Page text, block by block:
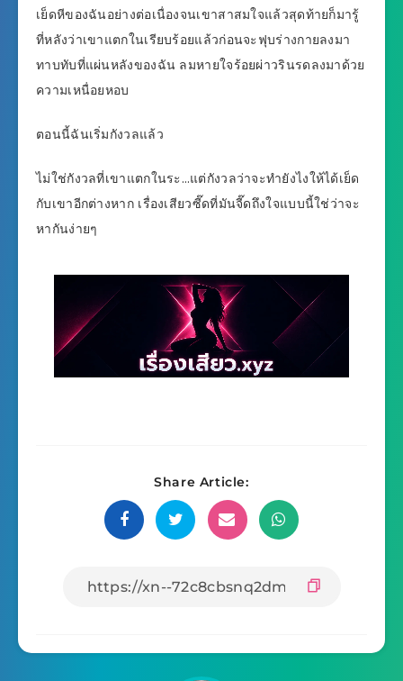
เย็ดหีของฉันอย่างต่อเนื่องจนเขาสาสมใจแล้วสุดท้ายก็มารู้
ที่หลังว่าเขาแตกในเรียบร้อยแล้วก่อนจะฟุบร่างกายลงมา
ทาบทับที่แผ่นหลังของฉัน ลมหายใจร้อยผ่าวรินรดลงมาด้วย
ความเหนื่อยหอบ
ตอนนี้ฉันเริ่มกังวลแล้ว
ไม่ใช่กังวลที่เขาแตกในระ…แต่กังวลว่าจะทำยังไงให้ได้เย็ด
กับเขาอีกต่างหาก เรื่องเสียวซี๊ดที่มันจี๊ดถึงใจแบบนี้ใช่ว่าจะ
หากันง่ายๆ
Share Article: